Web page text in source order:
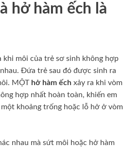
hở hàm ếch là
khi môi của trẻ sơ sinh không hợp
Đứa trẻ sau đó được sinh ra
MỘT hở hàm ếch xảy ra khi vòm
hợp nhất hoàn toàn, khiến em
khoảng trống hoặc lỗ hở ở vòm
nhau mà sứt môi hoặc hở hàm